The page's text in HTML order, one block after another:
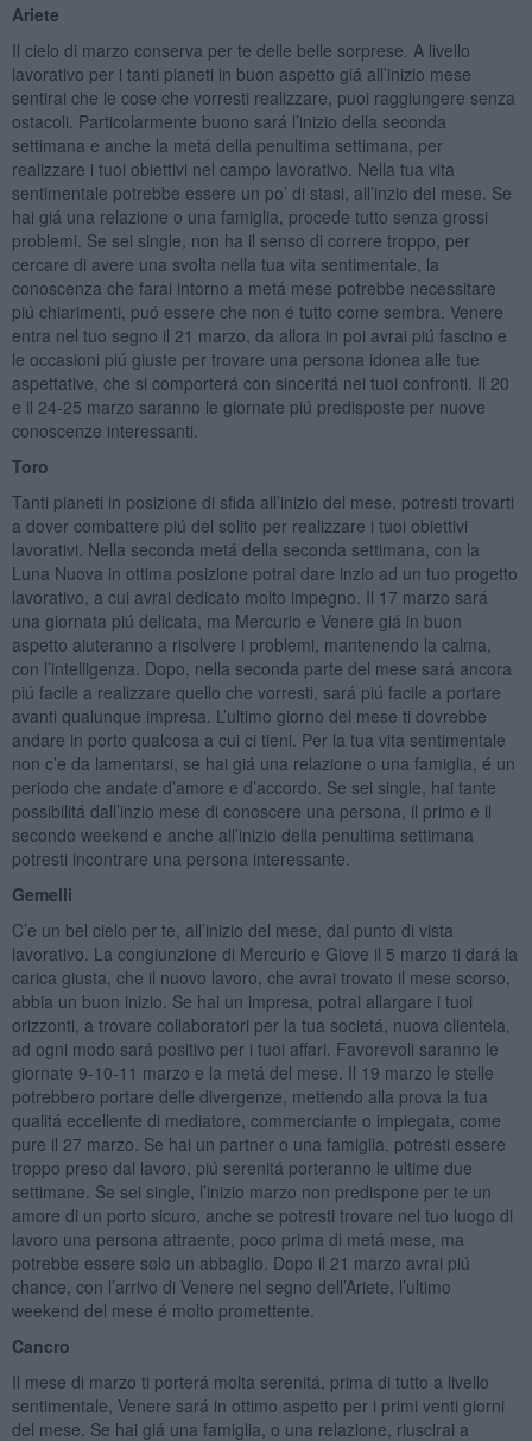
Ariete
Il cielo di marzo conserva per te delle belle sorprese. A livello
lavorativo per i tanti pianeti in buon aspetto giá all’inizio mese
sentirai che le cose che vorresti realizzare, puoi raggiungere senza
ostacoli. Particolarmente buono sará l’inizio della seconda
settimana e anche la metá della penultima settimana, per
realizzare i tuoi obiettivi nel campo lavorativo. Nella tua vita
sentimentale potrebbe essere un po’ di stasi, all’inzio del mese. Se
hai giá una relazione o una famiglia, procede tutto senza grossi
problemi. Se sei single, non ha il senso di correre troppo, per
cercare di avere una svolta nella tua vita sentimentale, la
conoscenza che farai intorno a metá mese potrebbe necessitare
piú chiarimenti, puó essere che non é tutto come sembra. Venere
entra nel tuo segno il 21 marzo, da allora in poi avrai piú fascino e
le occasioni piú giuste per trovare una persona idonea alle tue
aspettative, che si comporterá con sinceritá nei tuoi confronti. Il 20
e il 24-25 marzo saranno le giornate piú predisposte per nuove
conoscenze interessanti.
Toro
Tanti pianeti in posizione di sfida all’inizio del mese, potresti trovarti
a dover combattere piú del solito per realizzare i tuoi obiettivi
lavorativi. Nella seconda metá della seconda settimana, con la
Luna Nuova in ottima posizione potrai dare inzio ad un tuo progetto
lavorativo, a cui avrai dedicato molto impegno. Il 17 marzo sará
una giornata piú delicata, ma Mercurio e Venere giá in buon
aspetto aiuteranno a risolvere i problemi, mantenendo la calma,
con l’intelligenza. Dopo, nella seconda parte del mese sará ancora
piú facile a realizzare quello che vorresti, sará piú facile a portare
avanti qualunque impresa. L’ultimo giorno del mese ti dovrebbe
andare in porto qualcosa a cui ci tieni. Per la tua vita sentimentale
non c’e da lamentarsi, se hai giá una relazione o una famiglia, é un
periodo che andate d’amore e d’accordo. Se sei single, hai tante
possibilitá dall’inzio mese di conoscere una persona, il primo e il
secondo weekend e anche all’inizio della penultima settimana
potresti incontrare una persona interessante.
Gemelli
C’e un bel cielo per te, all’inizio del mese, dal punto di vista
lavorativo. La congiunzione di Mercurio e Giove il 5 marzo ti dará la
carica giusta, che il nuovo lavoro, che avrai trovato il mese scorso,
abbia un buon inizio. Se hai un impresa, potrai allargare i tuoi
orizzonti, a trovare collaboratori per la tua societá, nuova clientela,
ad ogni modo sará positivo per i tuoi affari. Favorevoli saranno le
giornate 9-10-11 marzo e la metá del mese. Il 19 marzo le stelle
potrebbero portare delle divergenze, mettendo alla prova la tua
qualitá eccellente di mediatore, commerciante o impiegata, come
pure il 27 marzo. Se hai un partner o una famiglia, potresti essere
troppo preso dal lavoro, piú serenitá porteranno le ultime due
settimane. Se sei single, l’inizio marzo non predispone per te un
amore di un porto sicuro, anche se potresti trovare nel tuo luogo di
lavoro una persona attraente, poco prima di metá mese, ma
potrebbe essere solo un abbaglio. Dopo il 21 marzo avrai piú
chance, con l’arrivo di Venere nel segno dell’Ariete, l’ultimo
weekend del mese é molto promettente.
Cancro
Il mese di marzo ti porterá molta serenitá, prima di tutto a livello
sentimentale, Venere sará in ottimo aspetto per i primi venti giorni
del mese. Se hai giá una famiglia, o una relazione, riuscirai a